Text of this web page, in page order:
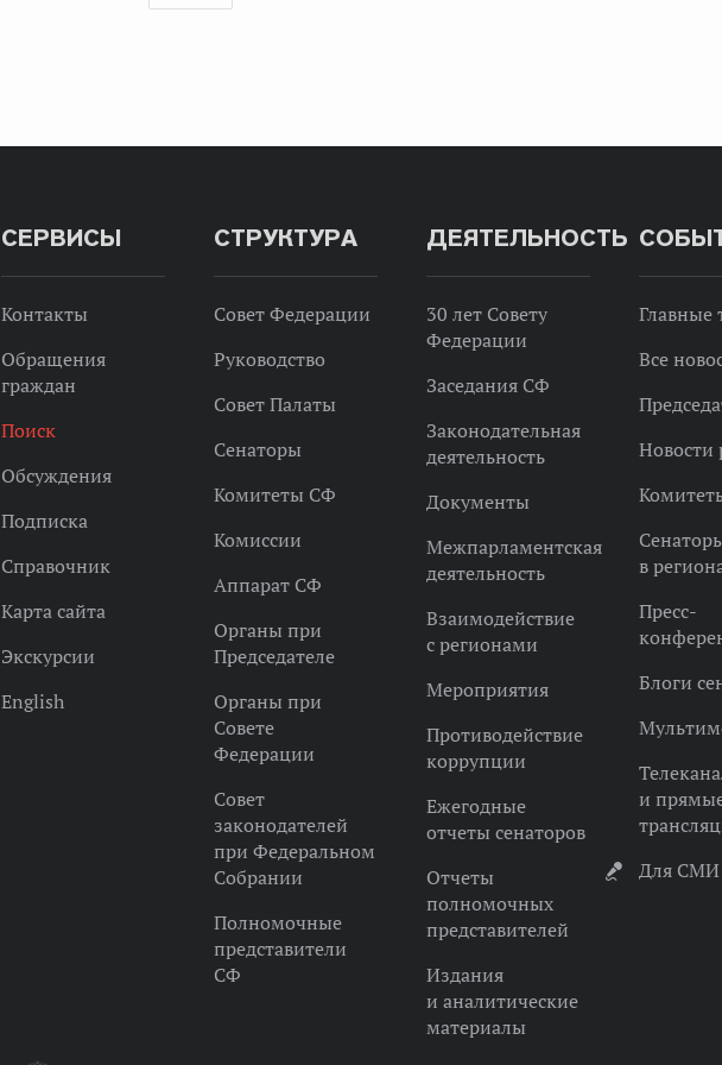
СЕРВИСЫ
Контакты
Обращения
граждан
Поиск
Обсуждения
Подписка
Справочник
Карта сайта
Экскурсии
English
СТРУКТУРА
Совет Федерации
Руководство
Совет Палаты
Сенаторы
Комитеты СФ
Комиссии
Аппарат СФ
Органы при
Председателе
Органы при
Совете
Федерации
Совет
законодателей
при Федеральном
Собрании
Полномочные
представители
СФ
ДЕЯТЕЛЬНОСТЬ
30 лет Совету
Федерации
Заседания СФ
Законодательная
деятельность
Документы
Межпарламентская
деятельность
Взаимодействие
с регионами
Мероприятия
Противодействие
коррупции
Ежегодные
отчеты сенаторов
Отчеты
полномочных
представителей
Издания
и аналитические
материалы
Главные
Все
Новости
в
Пресс-
Блоги
и
Для СМИ